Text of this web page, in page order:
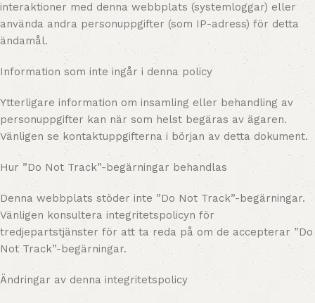
interaktioner med denna webbplats (systemloggar) eller
använda andra personuppgifter (som IP-adress) för detta
ändamål.
Information som inte ingår i denna policy
Ytterligare information om insamling eller behandling av
personuppgifter kan när som helst begäras av ägaren.
Vänligen se kontaktuppgifterna i början av detta dokument.
Hur ”Do Not Track”-begärningar behandlas
Denna webbplats stöder inte ”Do Not Track”-begärningar.
Vänligen konsultera integritetspolicyn för
tredjepartstjänster för att ta reda på om de accepterar ”Do
Not Track”-begärningar.
Ändringar av denna integritetspolicy